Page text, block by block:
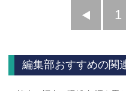
前
1
編集部おすすめの関